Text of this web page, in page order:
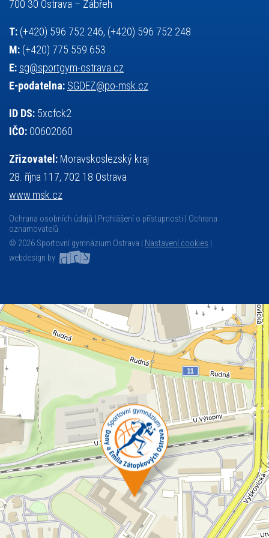
700 30 Ostrava – Zábřeh
T: (+420) 596 752 246, (+420) 596 752 248
M: (+420) 775 559 653
E: sg@sportgym-ostrava.cz
E-podatelna: SGDEZ@po-msk.cz
ID DS: 5xcfck2
IČO: 00602060
Zřizovatel: Moravskoslezský kraj
28. října 117, 702 18 Ostrava
www.msk.cz
Ochrana osobních údajů Prohlášení o přístupnosti
Ochrana
oznamovatelů
© 2026 Sportovní gymnázium Ostrava |
Nastavení cookies
webdesign by